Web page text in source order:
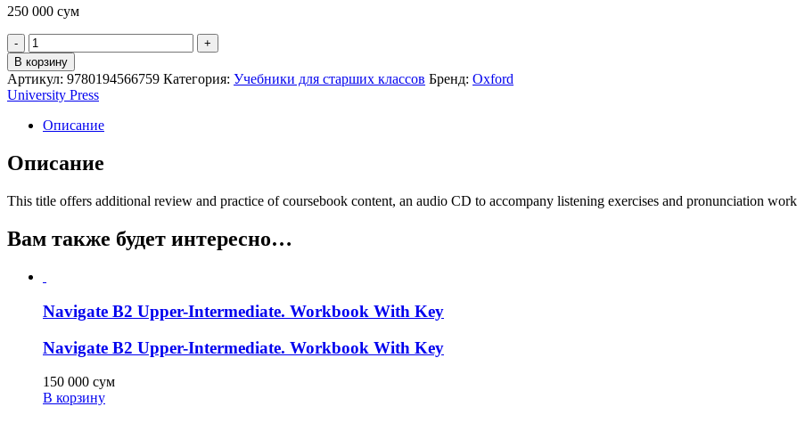
250 000 сум
Quantity
В корзину
Артикул: 9780194566759 Категория: Учебники для старших классов Бренд: Oxford
University Press
Описание
Описание
This title offers additional review and practice of coursebook content, an audio CD to accompany listening exercises and pronunciation
Вам также будет интересно…
Navigate B2 Upper-Intermediate. Workbook With Key
Navigate B2 Upper-Intermediate. Workbook With Key
150 000 сум
В корзину